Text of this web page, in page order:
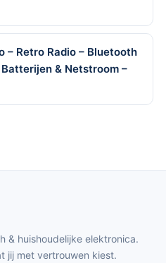
– Retro Radio – Bluetooth
& Netstroom –
& huishoudelijke elektronica.
jij met vertrouwen kiest.